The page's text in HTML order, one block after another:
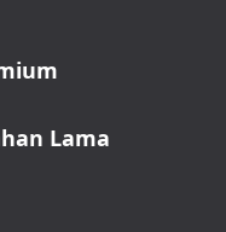
Lama